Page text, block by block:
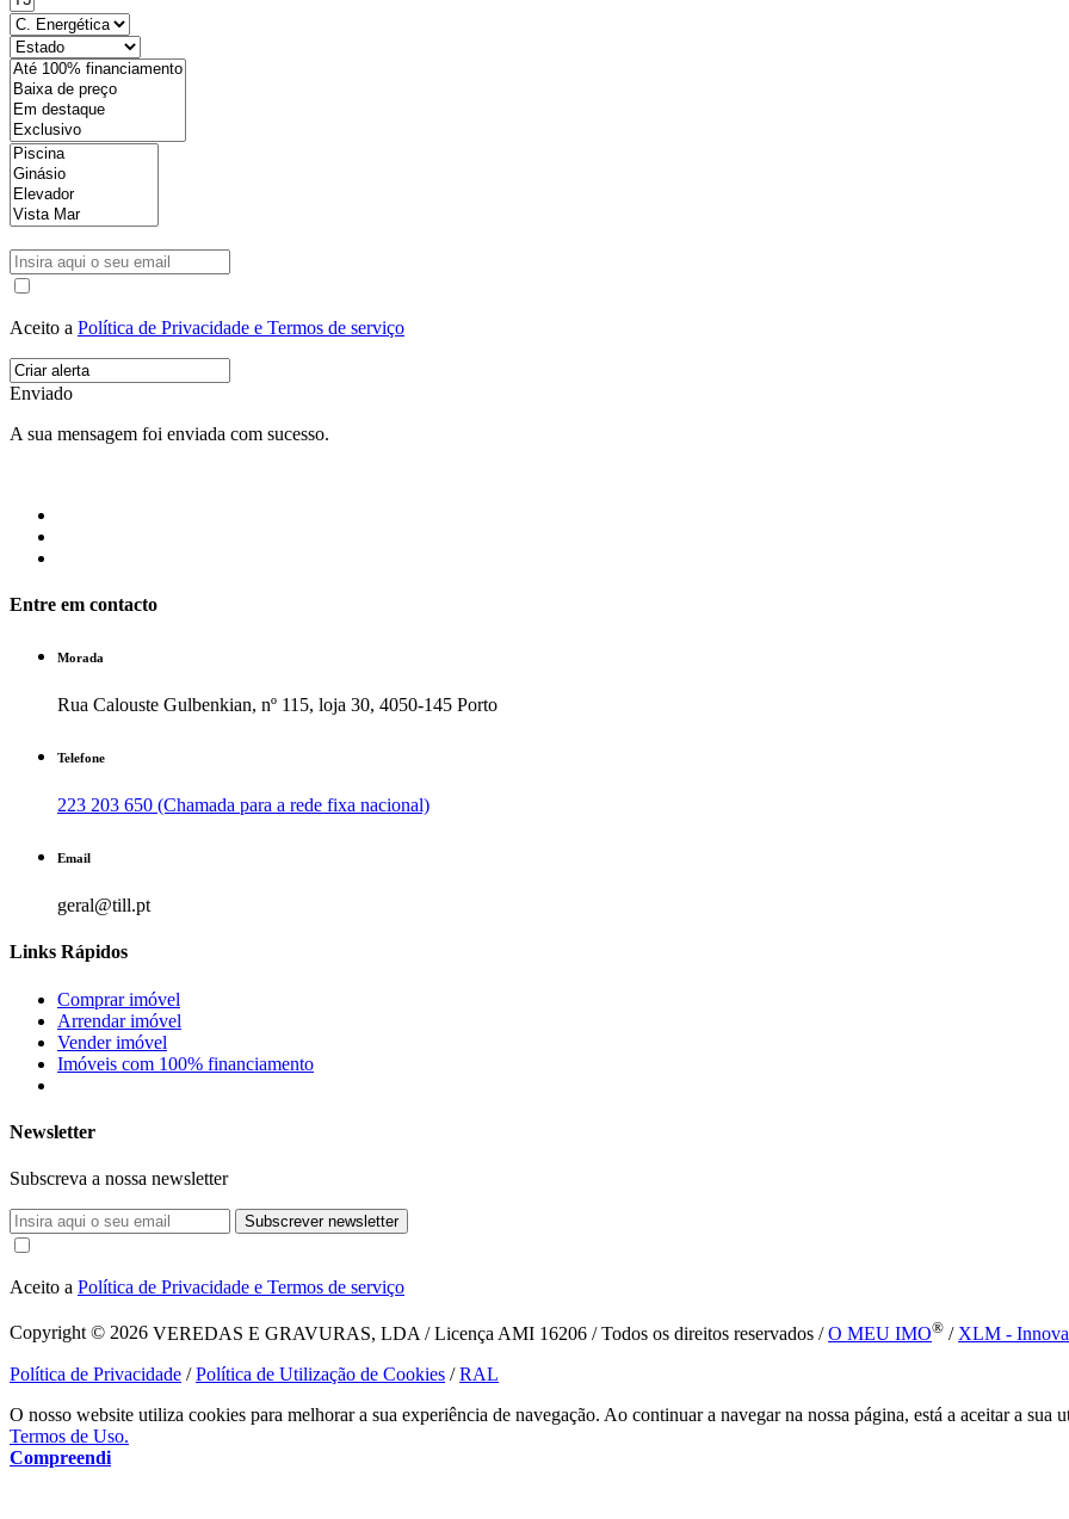
Aceito a Política de Privacidade e Termos de serviço
Enviado
A sua mensagem foi enviada com sucesso.
Entre em contacto
Morada
Rua Calouste Gulbenkian, nº 115, loja 30, 4050-145 Porto
Telefone
223 203 650 (Chamada para a rede fixa nacional)
Email
geral@till.pt
Links Rápidos
Comprar imóvel
Arrendar imóvel
Vender imóvel
Imóveis com 100% financiamento
Newsletter
Subscreva a nossa newsletter
Subscrever newsletter
Aceito a Política de Privacidade e Termos de serviço
Copyright © 2026 VEREDAS E GRAVURAS, LDA / Licença AMI 16206 / Todos os direitos reservados /O MEU IMO® / XLM -
Política de Privacidade /Política de Utilização de Cookies /RAL
O nosso website utiliza cookies para melhorar a sua experiência de navegação. Ao continuar a navegar na nossa página, está a aceitar a sua
Termos de Uso.
Compreendi